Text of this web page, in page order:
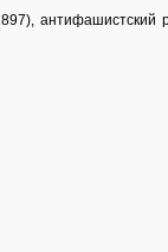
антифашистский